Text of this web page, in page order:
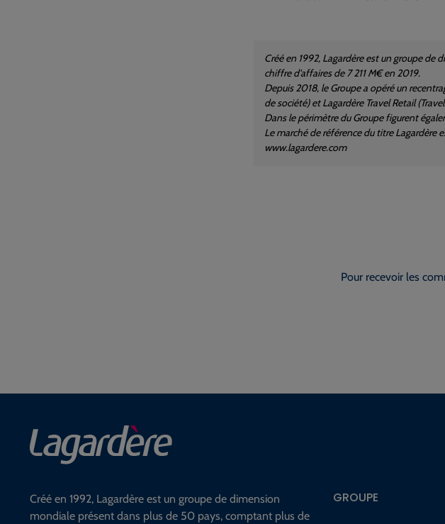
Créé en 1992, Lagardère est un groupe
chiffre d'affaires de 7 211 M€ en 2019.
Depuis 2018, le Groupe a opéré un
de société) et Lagardère Travel Retail
Dans le périmètre du Groupe figurent
Le marché de référence du titre Lagardère
www.lagardere.com
Pour recevoir les
Créé en 1992, Lagardère est un groupe de dimension
mondiale présent dans plus de 50 pays, comptant plus de
GROUPE